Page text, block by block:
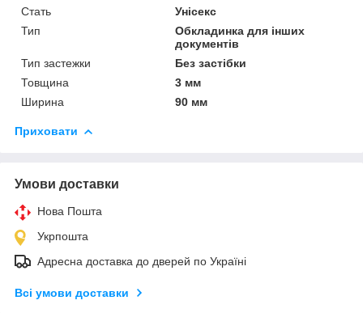
Стать
Унісекс
Тип
Обкладинка для інших
документів
Тип застежки
Без застібки
Товщина
3 мм
Ширина
90 мм
Приховати
Умови доставки
Нова Пошта
Укрпошта
Адресна доставка до дверей по Україні
Всі умови доставки